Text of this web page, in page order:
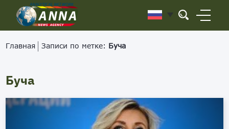
Главная Записи по метке: Буча
Буча